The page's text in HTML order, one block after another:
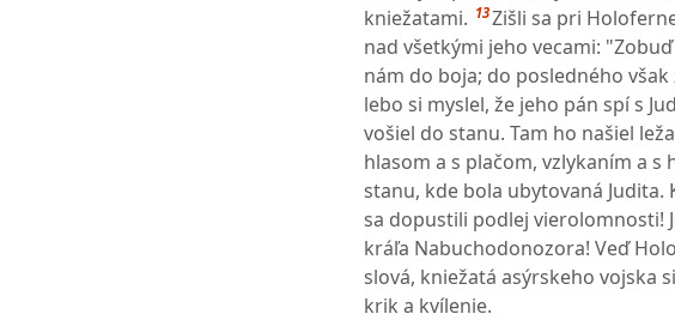
kniežatami. 13Zišli sa pri
nad všetkými jeho vecami:
nám do boja; do posledného však
lebo si myslel, že jeho pán spí s
vošiel do stanu. Tam ho našiel
hlasom a s plačom, vzlykaním a
stanu, kde bola ubytovaná Judita.
sa dopustili podlej vierolomnosti!
kráľa Nabuchodonozora! Veď
slová, kniežatá asýrskeho vojska
krik a kvílenie.